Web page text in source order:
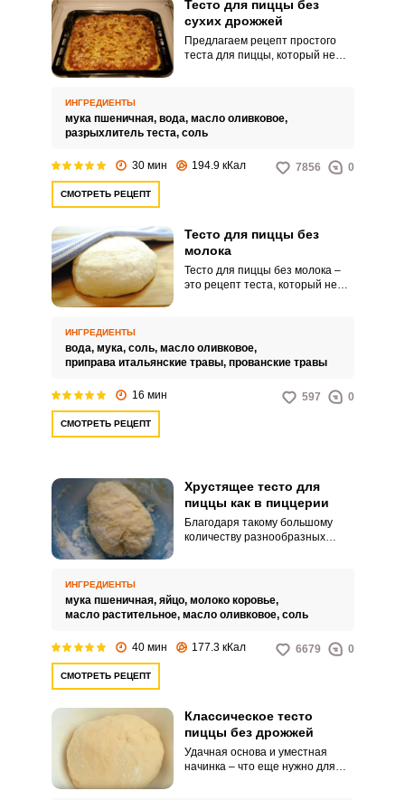
Тесто для пиццы без
сухих дрожжей
Предлагаем рецепт простого
теста для пиццы, который не
формированию самой пиццы
можно приступать сразу же.
ИНГРЕДИЕНТЫ
мука пшеничная, вода, масло оливковое,
разрыхлитель теста, соль
30 мин 194.9 кКал 7856 0
СМОТРЕТЬ РЕЦЕПТ
Тесто для пиццы без
молока
Тесто для пиццы без молока –
это рецепт теста, который не
непереносимостью или
аллергией на молоко.
ИНГРЕДИЕНТЫ
вода, мука, соль, масло оливковое,
приправа итальянские травы, прованские травы
16 мин 597 0
СМОТРЕТЬ РЕЦЕПТ
Хрустящее тесто для
пиццы как в пиццерии
Благодаря такому большому
количеству разнообразных
самый вкусный вариант для
себя. Кто-то любит хрустящую
корочку, а кто-то пышную и
ИНГРЕДИЕНТЫ
мука пшеничная, яйцо, молоко коровье,
масло растительное, масло оливковое, соль
40 мин 177.3 кКал 6679 0
СМОТРЕТЬ РЕЦЕПТ
Классическое тесто
пиццы без дрожжей
Удачная основа и уместная
начинка – что еще нужно для